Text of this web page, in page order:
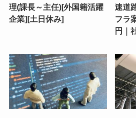
理(課長～主任)[外国籍活躍
企業][土日休み]
速道
フラ
円｜